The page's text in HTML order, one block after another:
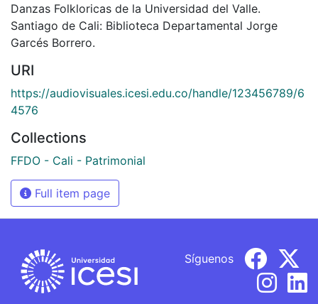
Danzas Folkloricas de la Universidad del Valle.
Santiago de Cali: Biblioteca Departamental Jorge
Garcés Borrero.
URI
https://audiovisuales.icesi.edu.co/handle/123456789/6
4576
Collections
FFDO - Cali - Patrimonial
Full item page
Síguenos